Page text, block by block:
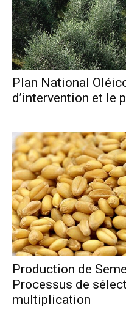
Plan National
d’intervention et le
Production de
Processus de
multiplication